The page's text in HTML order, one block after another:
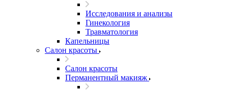
Исследования и анализы
Гинекология
Травматология
Капельницы
Салон красоты
Салон красоты
Перманентный макияж